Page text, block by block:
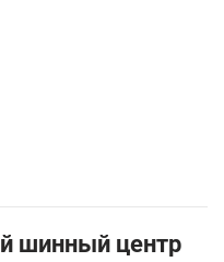
шинный центр